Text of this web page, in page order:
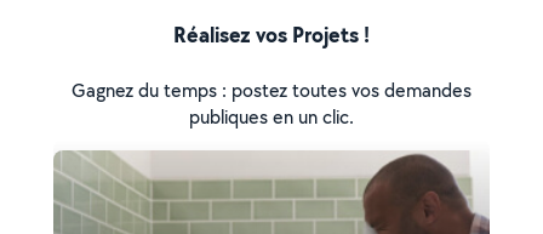
Réalisez vos Projets !
Gagnez du temps : postez toutes vos demandes
publiques en un clic.